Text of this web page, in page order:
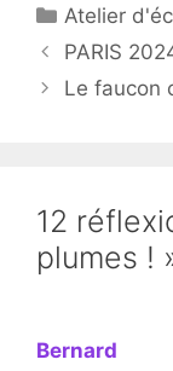
Catégories
Atelier
PARIS
Le faucon
12
plumes !
Bernard